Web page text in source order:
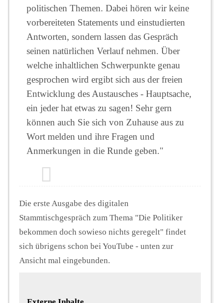
politischen Themen. Dabei hören wir keine
vorbereiteten Statements und einstudierten
Antworten, sondern lassen das Gespräch
seinen natürlichen Verlauf nehmen. Über
welche inhaltlichen Schwerpunkte genau
gesprochen wird ergibt sich aus der freien
Entwicklung des Austausches - Hauptsache,
ein jeder hat etwas zu sagen! Sehr gern
können auch Sie sich von Zuhause aus zu
Wort melden und ihre Fragen und
Anmerkungen in die Runde geben."
Die erste Ausgabe des digitalen
Stammtischgespräch zum Thema "Die Politiker
bekommen doch sowieso nichts geregelt" findet
sich übrigens schon bei YouTube - unten zur
Ansicht mal eingebunden.